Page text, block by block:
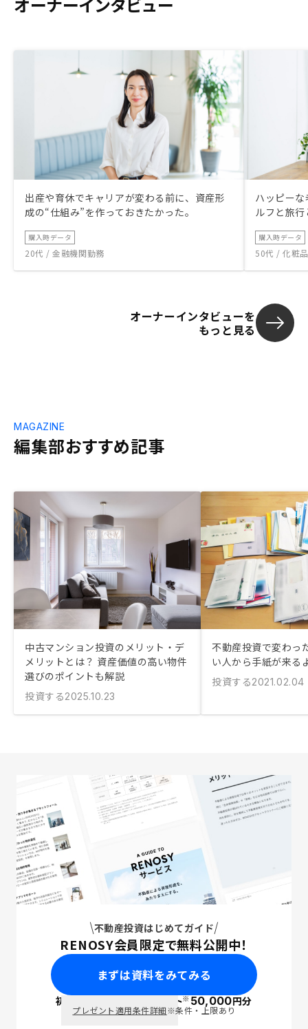
出産や育休でキャリアが変わる前に、資産形
成の“仕組み”を作っておきたかった。
購入時データ
20代 / 金融機関勤務
ハッピー
ルフと旅
購入時データ
50代 / 化粧
オーナーインタビューを
もっと見る
編集部おすすめ記事
MAGAZINE
中古マンション投資のメリット・デ
メリットとは？ 資産価値の高い物件
選びのポイントも解説
投資する2025.10.23
不動産投資で変わっ
い人から手紙が来る
投資する2021.02.04
不動産投資はじめてガイド
RENOSY会員限定で無料公開中！
まずは資料をみてみる
初回面談で ポイント※50,000円分
プレゼント適用条件詳細※条件・上限あり